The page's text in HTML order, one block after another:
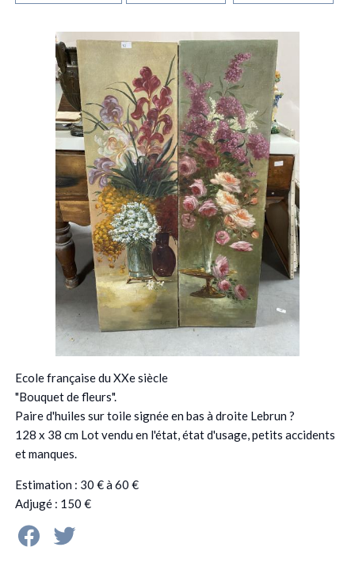
Ecole française du XXe siècle
"Bouquet de fleurs".
Paire d'huiles sur toile signée en bas à droite Lebrun ?
128 x 38 cm Lot vendu en l'état, état d'usage, petits accidents
et manques.
Estimation : 30 € à 60 €
Adjugé : 150 €